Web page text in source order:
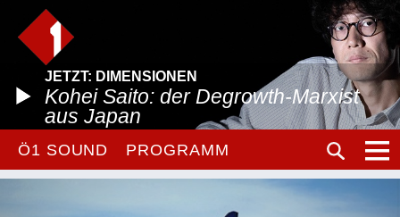
JETZT: DIMENSIONEN
Kohei Saito: der Degrowth-Marxist
aus Japan
Ö1 SOUND PROGRAMM